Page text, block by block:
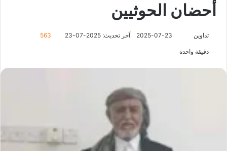
أحضان الحوثيين
تداوين 2025-07-23 آخر تحديث: 2025-07-23 563
دقيقة واحدة